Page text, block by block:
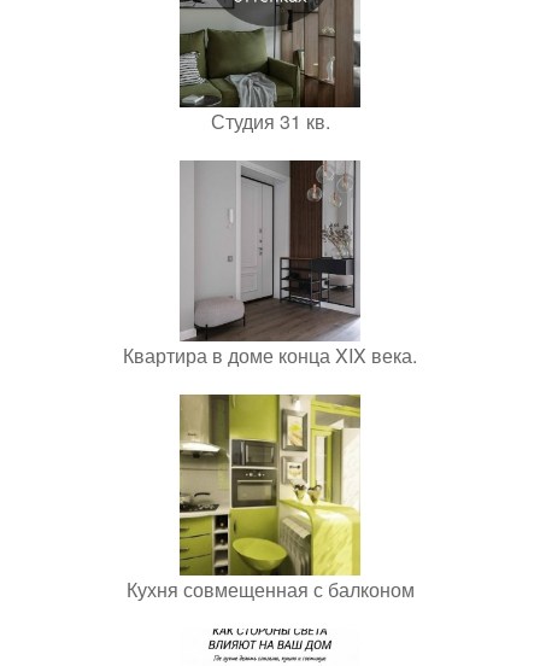
Студия 31 кв.
Квартира в доме конца XIX века.
Кухня совмещенная с балконом